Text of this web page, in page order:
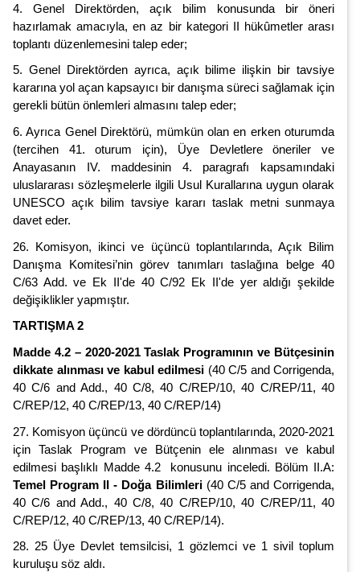
4. Genel Direktörden, açık bilim konusunda bir öneri
hazırlamak amacıyla, en az bir kategori II hükûmetler arası
toplantı düzenlemesini talep eder;
5. Genel Direktörden ayrıca, açık bilime ilişkin bir tavsiye
kararına yol açan kapsayıcı bir danışma süreci sağlamak için
gerekli bütün önlemleri almasını talep eder;
6. Ayrıca Genel Direktörü, mümkün olan en erken oturumda
(tercihen 41. oturum için), Üye Devletlere öneriler ve
Anayasanın IV. maddesinin 4. paragrafı kapsamındaki
uluslararası sözleşmelerle ilgili Usul Kurallarına uygun olarak
UNESCO açık bilim tavsiye kararı taslak metni sunmaya
davet eder.
26. Komisyon, ikinci ve üçüncü toplantılarında, Açık Bilim
Danışma Komitesi’nin görev tanımları taslağına belge 40
C/63 Add. ve Ek II'de 40 C/92 Ek II'de yer aldığı şekilde
değişiklikler yapmıştır.
TARTIŞMA 2
Madde 4.2 – 2020-2021 Taslak Programının ve Bütçesinin
dikkate alınması ve kabul edilmesi (40 C/5 and Corrigenda,
40 C/6 and Add., 40 C/8, 40 C/REP/10, 40 C/REP/11, 40
C/REP/12, 40 C/REP/13, 40 C/REP/14)
27. Komisyon üçüncü ve dördüncü toplantılarında, 2020-2021
için Taslak Program ve Bütçenin ele alınması ve kabul
edilmesi başlıklı Madde 4.2 konusunu inceledi. Bölüm II.A:
Temel Program II - Doğa Bilimleri(40 C/5 and Corrigenda,
40 C/6 and Add., 40 C/8, 40 C/REP/10, 40 C/REP/11, 40
C/REP/12, 40 C/REP/13, 40 C/REP/14).
28. 25 Üye Devlet temsilcisi, 1 gözlemci ve 1 sivil toplum
kuruluşu söz aldı.